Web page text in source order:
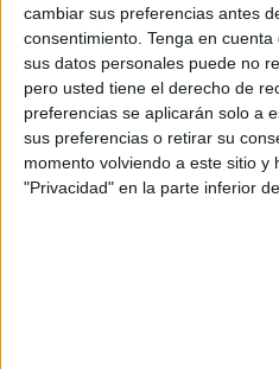
cambiar sus preferencias antes
consentimiento. Tenga en
sus datos personales puede no
pero usted tiene el derecho de
preferencias se aplicarán solo a
sus preferencias o retirar su
momento volviendo a este sitio y
"Privacidad" en la parte inferior